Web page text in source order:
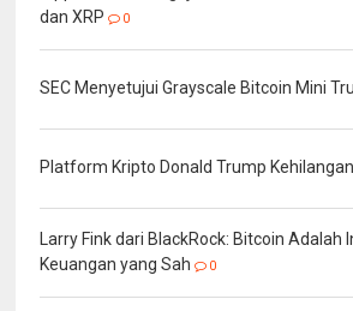
dan XRP
0
SEC Menyetujui Grayscale Bitcoin Mini
Platform Kripto Donald Trump Kehilangan
Larry Fink dari BlackRock: Bitcoin Adalah
Keuangan yang Sah
0